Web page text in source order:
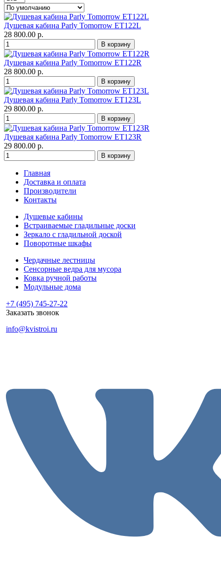
Душевая кабина Parly Tomorrow ET122L
28 800.00 р.
Душевая кабина Parly Tomorrow ET122R
28 800.00 р.
Душевая кабина Parly Tomorrow ET123L
29 800.00 р.
Душевая кабина Parly Tomorrow ET123R
29 800.00 р.
Главная
Доставка и оплата
Производители
Контакты
Душевые кабины
Встраиваемые гладильные доски
Зеркало с гладильной доской
Поворотные шкафы
Чердачные лестницы
Сенсорные ведра для мусора
Ковка ручной работы
Модульные дома
+7 (495) 745-27-22
Заказать звонок
info@kvistroi.ru